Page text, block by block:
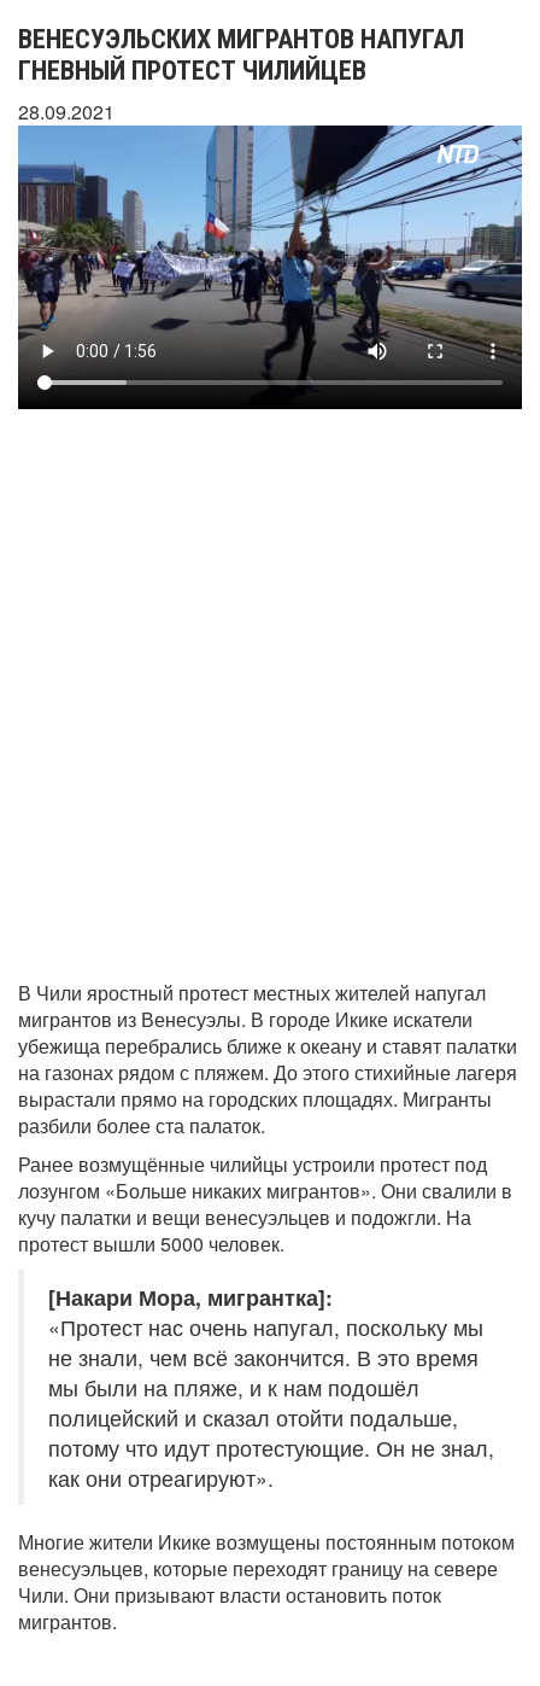
ВЕНЕСУЭЛЬСКИХ МИГРАНТОВ НАПУГАЛ
ГНЕВНЫЙ ПРОТЕСТ ЧИЛИЙЦЕВ
28.09.2021
В Чили яростный протест местных жителей напугал
мигрантов из Венесуэлы. В городе Икике искатели
убежища перебрались ближе к океану и ставят палатки
на газонах рядом с пляжем. До этого стихийные лагеря
вырастали прямо на городских площадях. Мигранты
разбили более ста палаток.
Ранее возмущённые чилийцы устроили протест под
лозунгом «Больше никаких мигрантов». Они свалили в
кучу палатки и вещи венесуэльцев и подожгли. На
протест вышли 5000 человек.
[Накари Мора, мигрантка]:
«Протест нас очень напугал, поскольку мы
не знали, чем всё закончится. В это время
мы были на пляже, и к нам подошёл
полицейский и сказал отойти подальше,
потому что идут протестующие. Он не знал,
как они отреагируют».
Многие жители Икике возмущены постоянным потоком
венесуэльцев, которые переходят границу на севере
Чили. Они призывают власти остановить поток
мигрантов.